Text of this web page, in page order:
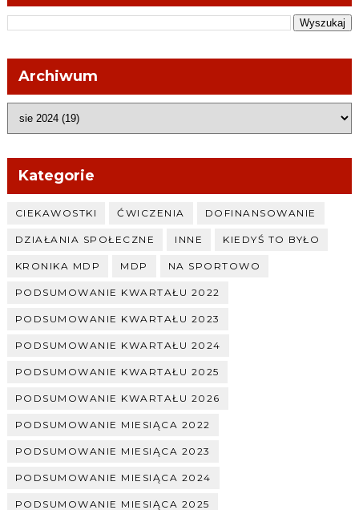
Archiwum
Kategorie
CIEKAWOSTKI ĆWICZENIA DOFINANSOWANIE
DZIAŁANIA SPOŁECZNE INNE KIEDYŚ TO BYŁO
KRONIKA MDP MDP NA SPORTOWO
PODSUMOWANIE KWARTAŁU 2022
PODSUMOWANIE KWARTAŁU 2023
PODSUMOWANIE KWARTAŁU 2024
PODSUMOWANIE KWARTAŁU 2025
PODSUMOWANIE KWARTAŁU 2026
PODSUMOWANIE MIESIĄCA 2022
PODSUMOWANIE MIESIĄCA 2023
PODSUMOWANIE MIESIĄCA 2024
PODSUMOWANIE MIESIĄCA 2025